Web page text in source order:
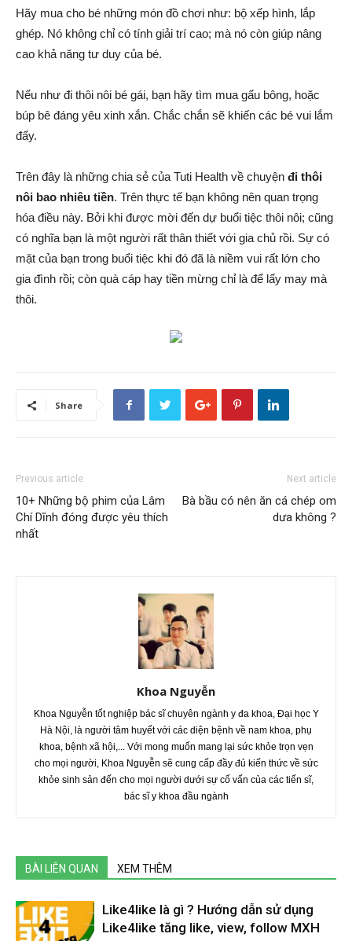
Hãy mua cho bé những món đồ chơi như: bộ xếp hình, lắp
ghép. Nó không chỉ có tính giải trí cao; mà nó còn giúp nâng
cao khả năng tư duy của bé.
Nếu như đi thôi nôi bé gái, bạn hãy tìm mua gấu bông, hoặc
búp bê đáng yêu xinh xắn. Chắc chắn sẽ khiến các bé vui lắm
đấy.
Trên đây là những chia sẻ của Tuti Health về chuyện đi thôi
nôi bao nhiêu tiền. Trên thực tế bạn không nên quan trọng
hóa điều này. Bởi khi được mời đến dự buổi tiệc thôi nôi; cũng
có nghĩa bạn là một người rất thân thiết với gia chủ rồi. Sự có
mặt của bạn trong buổi tiệc khi đó đã là niềm vui rất lớn cho
gia đình rồi; còn quà cáp hay tiền mừng chỉ là để lấy may mà
thôi.
Share
Previous article
10+ Những bộ phim của Lâm
Chí Dĩnh đóng được yêu thích
nhất
Next article
Bà bầu có nên ăn cá chép om
dưa không ?
Khoa Nguyễn
Khoa Nguyễn tốt nghiệp bác sĩ chuyên ngành y đa khoa, Đại học Y
Hà Nội, là người tâm huyết với các diện bệnh về nam khoa, phụ
khoa, bệnh xã hội,... Với mong muốn mang lại sức khỏe trọn vẹn
cho mọi người, Khoa Nguyễn sẽ cung cấp đầy đủ kiến thức về sức
khỏe sinh sản đến cho mọi người dưới sự cố vấn của các tiến sĩ,
bác sĩ y khoa đầu ngành
BÀI LIÊN QUAN XEM THÊM
Like4like là gì ? Hướng dẫn sử dụng
Like4like tăng like, view, follow MXH